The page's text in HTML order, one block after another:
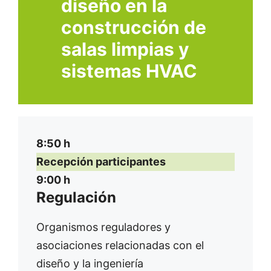
diseño en la
construcción de
salas limpias y
sistemas HVAC
8:50 h
Recepción participantes
9:00 h
Regulación
Organismos reguladores y
asociaciones relacionadas con el
diseño y la ingeniería